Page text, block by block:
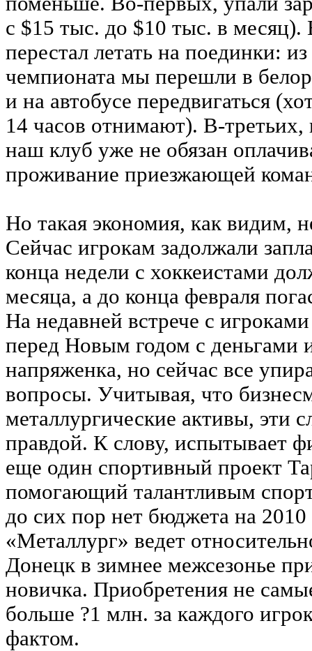
с $15 тыс. до $10 тыс. в
перестал летать на поединки:
чемпионата мы перешли в
и на автобусе передвигаться
14 часов отнимают). В-
наш клуб уже не обязан
проживание приезжающей
Но такая экономия, как видим,
Сейчас игрокам задолжали
конца недели с хоккеистами
месяца, а до конца февраля
На недавней встрече с
перед Новым годом с деньгами
напряженка, но сейчас все
вопросы. Учитывая, что
металлургические активы, эти
правдой. К слову, испытывает
еще один спортивный проект
помогающий талантливым
до сих пор нет бюджета на
«Металлург» ведет
Донецк в зимнее межсезонье
новичка. Приобретения не
больше ?1 млн. за каждого
фактом.